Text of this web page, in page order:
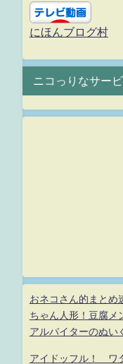
にほんブログ村
ニコっりなサー
おネコさん的まと
ちゃん人形！豆腐メ
アルバイターのぬい
アイドッフル！ ワ